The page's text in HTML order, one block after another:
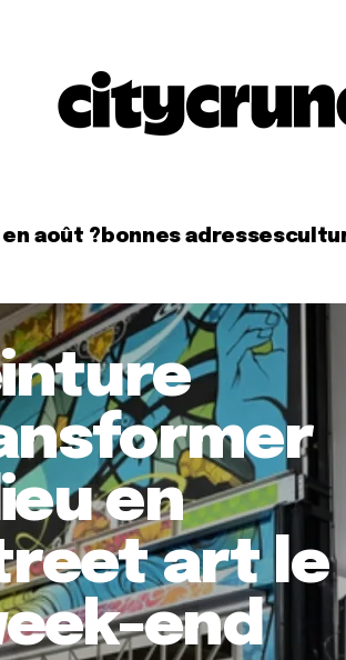
août ? bonnes adresses
en
art le
end